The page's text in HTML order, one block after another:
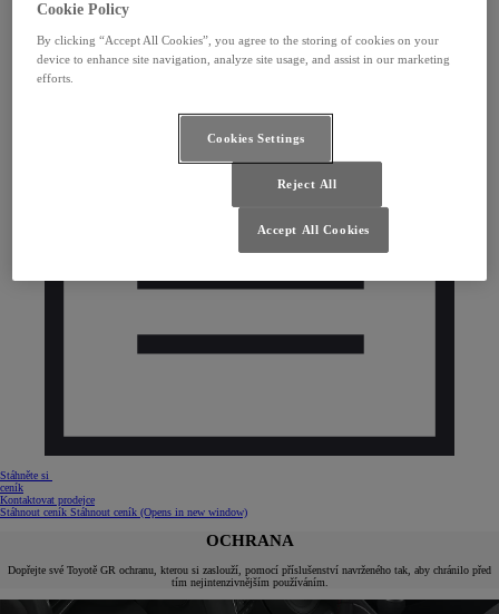
Stáhněte si
ceník
Kontaktovat prodejce
Stáhnout ceník Stáhnout ceník (Opens in new window)
OCHRANA
Dopřejte své Toyotě GR ochranu, kterou si zaslouží, pomocí příslušenství navrženého tak, aby chránilo před
tím nejintenzivnějším používáním.
Cookie Policy
By clicking “Accept All Cookies”, you agree to the storing of cookies on your
device to enhance site navigation, analyze site usage, and assist in our marketing
efforts.
Cookies Settings
Reject All
Accept All Cookies